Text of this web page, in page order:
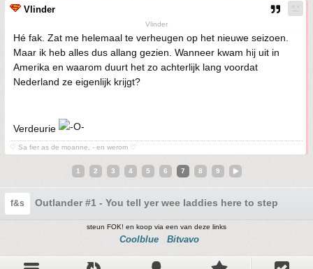
Vlinder
Vlinder
Hé fak. Zat me helemaal te verheugen op het nieuwe seizoen.
Maar ik heb alles dus allang gezien. Wanneer kwam hij uit in
Amerika en waarom duurt het zo achterlijk lang voordat
Nederland ze eigenlijk krijgt?
Verdeurie
♡ Sa fier as de moanne, - en werom ♡
1 2 3 4 5 6 7 8 9
f&s Outlander #1 - You tell yer wee laddies here to step aside
steun FOK! en koop via een van deze links
Coolblue Bitvavo